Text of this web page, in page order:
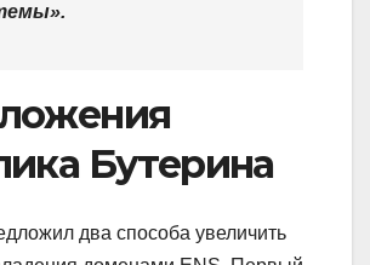
Бутерина
два способа увеличить